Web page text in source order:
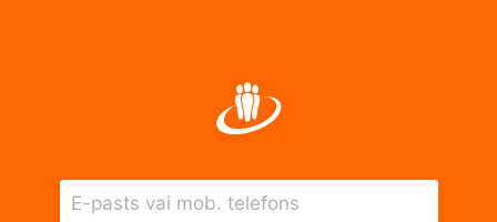
E-pasts vai mob. telefons